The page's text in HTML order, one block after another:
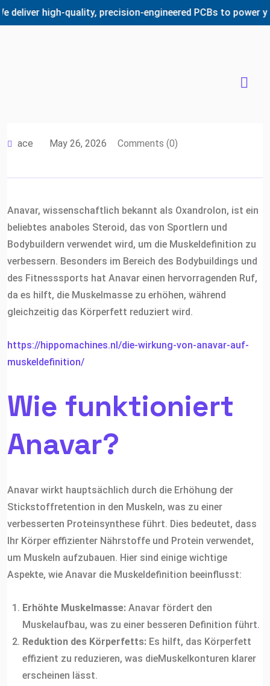
high-quality, precision-engineered PCBs to power your
ace May 26, 2026 Comments (0)
Anavar, wissenschaftlich bekannt als Oxandrolon, ist ein
beliebtes anaboles Steroid, das von Sportlern und
Bodybuildern verwendet wird, um die Muskeldefinition zu
verbessern. Besonders im Bereich des Bodybuildings und
des Fitnesssports hat Anavar einen hervorragenden Ruf,
da es hilft, die Muskelmasse zu erhöhen, während
gleichzeitig das Körperfett reduziert wird.
https://hippomachines.nl/die-wirkung-von-anavar-auf-
muskeldefinition/
Wie funktioniert
Anavar?
Anavar wirkt hauptsächlich durch die Erhöhung der
Stickstoffretention in den Muskeln, was zu einer
verbesserten Proteinsynthese führt. Dies bedeutet, dass
Ihr Körper effizienter Nährstoffe und Protein verwendet,
um Muskeln aufzubauen. Hier sind einige wichtige
Aspekte, wie Anavar die Muskeldefinition beeinflusst:
Erhöhte Muskelmasse: Anavar fördert den
Muskelaufbau, was zu einer besseren Definition führt.
Reduktion des Körperfetts: Es hilft, das Körperfett
effizient zu reduzieren, was dieMuskelkonturen klarer
erscheinen lässt.